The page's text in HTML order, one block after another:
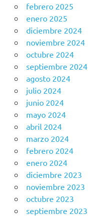
febrero 2025
enero 2025
diciembre 2024
noviembre 2024
octubre 2024
septiembre 2024
agosto 2024
julio 2024
junio 2024
mayo 2024
abril 2024
marzo 2024
febrero 2024
enero 2024
diciembre 2023
noviembre 2023
octubre 2023
septiembre 2023